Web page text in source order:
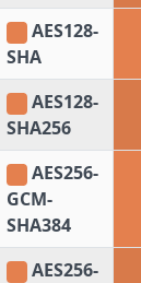
AES128-
SHA
AES128-
SHA256
AES256-
GCM-
SHA384
AES256-